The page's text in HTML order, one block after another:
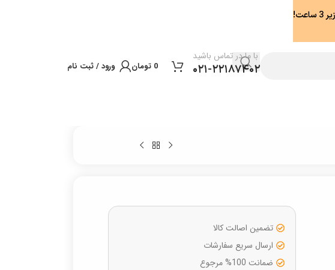
با ما در تماس باشید
۰۲۱-۲۲۱۸۷۴۰۲ 0 تومان ورود / ثبت نام
تضمین اصالت کالا
ارسال سریع سفارشات
ضمانت 100% مرجوع